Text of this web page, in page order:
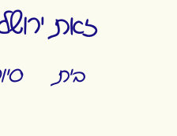
זאת
בית